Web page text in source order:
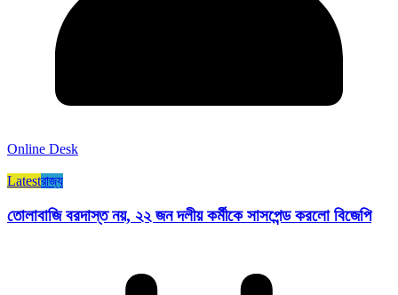
Online Desk
Latestরাজ্য​
তোলাবাজি বরদাস্ত নয়, ২২ জন দলীয় কর্মীকে সাসপেন্ড করলো বিজেপি